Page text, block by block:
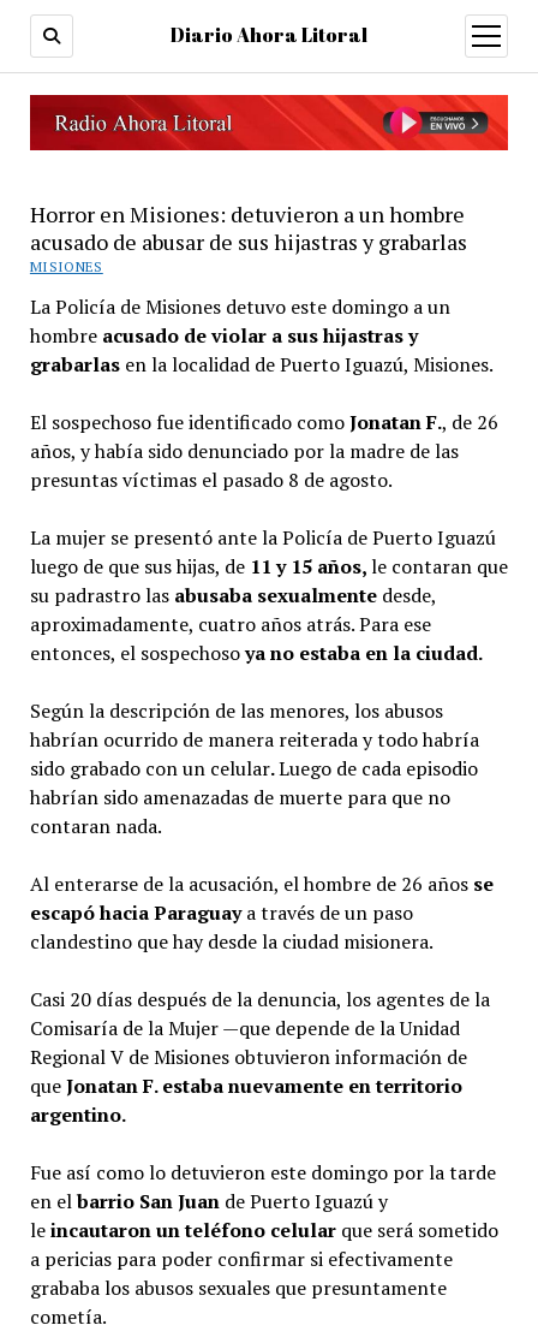
Diario Ahora Litoral
open
menu
Horror en Misiones: detuvieron a un hombre
acusado de abusar de sus hijastras y grabarlas
MISIONES
La Policía de Misiones detuvo este domingo a un
hombre acusado de violar a sus hijastras y
grabarlas en la localidad de Puerto Iguazú, Misiones.
El sospechoso fue identificado comoJonatan F., de 26
años, y había sido denunciado por la madre de las
presuntas víctimas el pasado 8 de agosto.
La mujer se presentó ante la Policía de Puerto Iguazú
luego de que sus hijas, de 11 y 15 años,le contaran que
su padrastro lasabusaba sexualmente desde,
aproximadamente, cuatro años atrás. Para ese
entonces, el sospechosoya no estaba en la ciudad.
Según la descripción de las menores, los abusos
habrían ocurrido de manera reiterada y todo habría
sido grabado con un celular.Luego de cada episodio
habrían sido amenazadas de muerte para que no
contaran nada.
Al enterarse de la acusación, el hombre de 26 años se
escapó hacia Paraguaya través de un paso
clandestino que hay desde la ciudad misionera.
Casi 20 días después de la denuncia, los agentes de la
Comisaría de la Mujer —que depende de la Unidad
Regional V de Misiones obtuvieron información de
queJonatan F. estaba nuevamente en territorio
argentino.
Fue así como lo detuvieron este domingo por la tarde
en elbarrio San Juan de Puerto Iguazú y
leincautaron un teléfono celular que será sometido
a pericias para poder confirmar si efectivamente
grababa los abusos sexuales que presuntamente
cometía.